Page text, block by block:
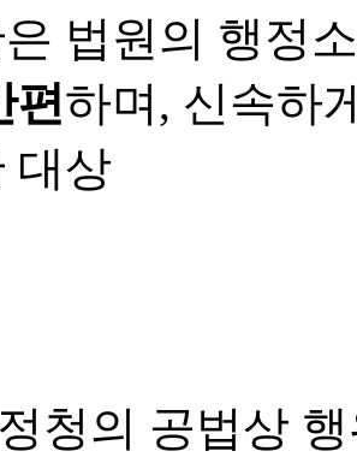
법원의 행정
편하며, 신속하
대상
청의 공법상